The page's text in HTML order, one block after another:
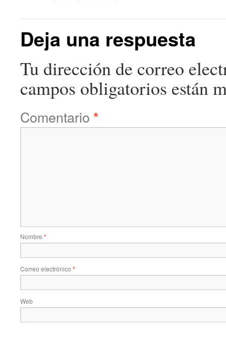
Deja una respuesta
Tu dirección de correo
campos obligatorios están
Comentario *
Nombre *
Correo electrónico *
Web